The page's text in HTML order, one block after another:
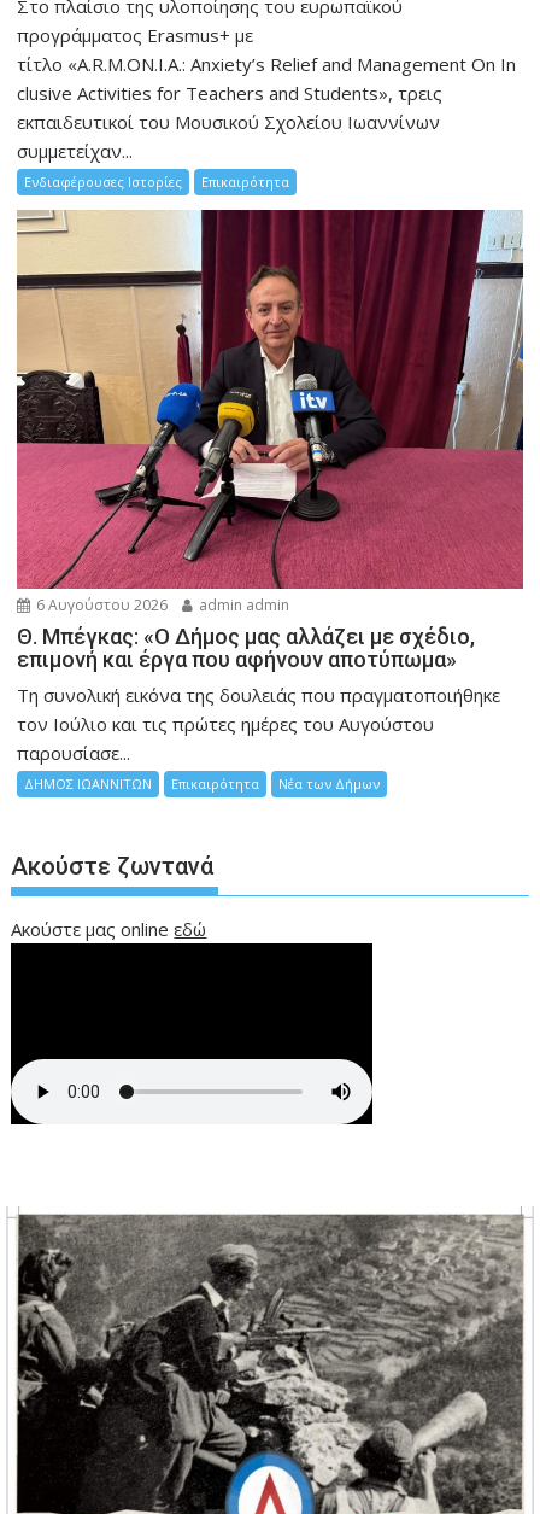
Στο πλαίσιο της υλοποίησης του ευρωπαϊκού
προγράμματος Erasmus+ με
τίτλο «A.R.M.ON.I.A.: Anxiety’s Relief and Management On In
clusive Activities for Teachers and Students», τρεις
εκπαιδευτικοί του Μουσικού Σχολείου Ιωαννίνων
συμμετείχαν...
Ενδιαφέρουσες Ιστορίες Επικαιρότητα
6 Αυγούστου 2026 admin admin
Θ. Μπέγκας: «Ο Δήμος μας αλλάζει με σχέδιο,
επιμονή και έργα που αφήνουν αποτύπωμα»
Τη συνολική εικόνα της δουλειάς που πραγματοποιήθηκε
τον Ιούλιο και τις πρώτες ημέρες του Αυγούστου
παρουσίασε...
ΔΗΜΟΣ ΙΩΑΝΝΙΤΩΝ Επικαιρότητα Νέα των Δήμων
Ακούστε ζωντανά
Ακούστε μας onlineεδώ